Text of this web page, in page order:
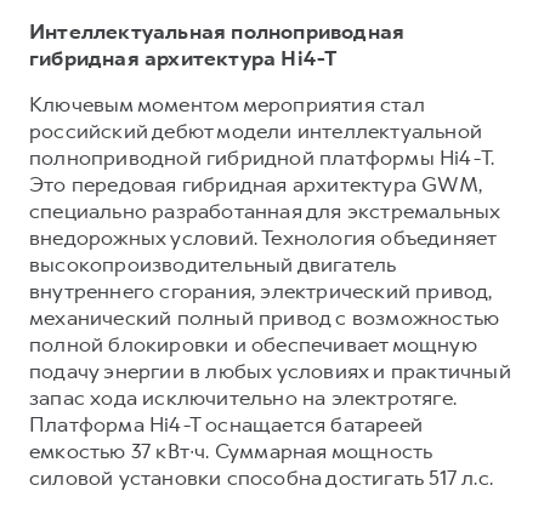
Интеллектуальная полноприводная
гибридная архитектура Hi4-T
Ключевым моментом мероприятия стал
российский дебют модели интеллектуальной
полноприводной гибридной платформы Hi4-Т.
Это передовая гибридная архитектура GWM,
специально разработанная для экстремальных
внедорожных условий. Технология объединяет
высокопроизводительный двигатель
внутреннего сгорания, электрический привод,
механический полный привод с возможностью
полной блокировки и обеспечивает мощную
подачу энергии в любых условиях и практичный
запас хода исключительно на электротяге.
Платформа Hi4-T оснащается батареей
емкостью 37 кВт∙ч. Суммарная мощность
силовой установки способна достигать 517 л.с.